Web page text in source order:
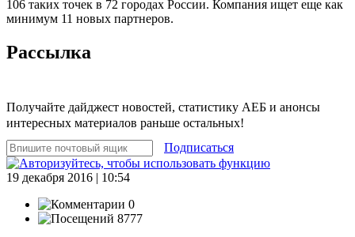
106 таких точек в 72 городах России. Компания ищет еще как
минимум 11 новых партнеров.
Рассылка
Получайте дайджест новостей, статистику АЕБ и анонсы
интересных материалов раньше остальных!
Подписаться
19 декабря 2016 | 10:54
0
8777